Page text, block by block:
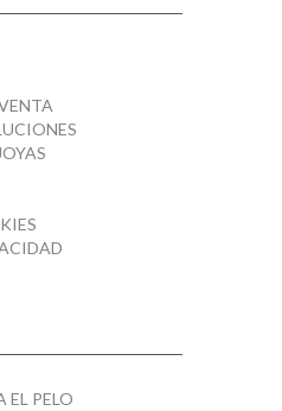
EL PELO